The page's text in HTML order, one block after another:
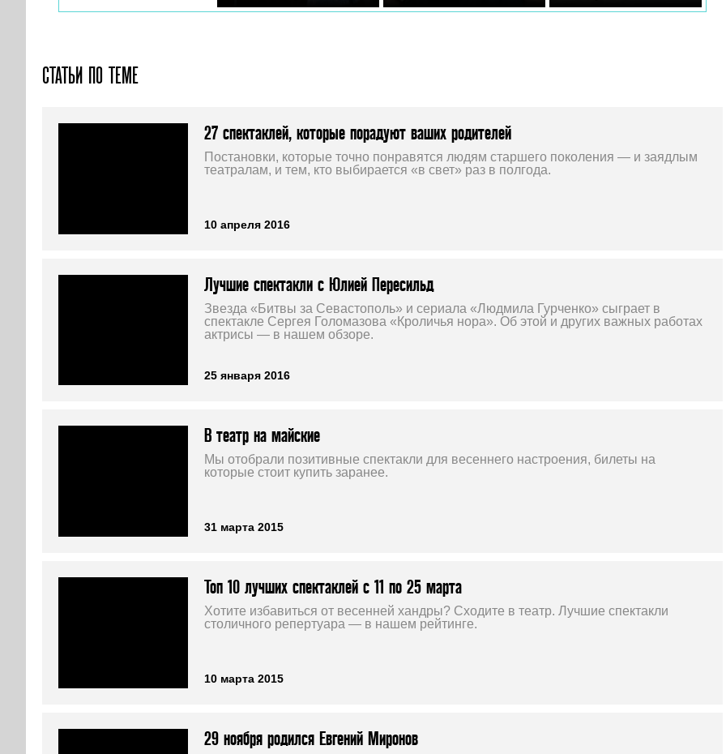
СТАТЬИ ПО ТЕМЕ
27 спектаклей, которые порадуют ваших родителей
Постановки, которые точно понравятся людям старшего поколения — и заядлым
театралам, и тем, кто выбирается «в свет» раз в полгода.
10 апреля 2016
Лучшие спектакли с Юлией Пересильд
Звезда «Битвы за Севастополь» и сериала «Людмила Гурченко» сыграет в
спектакле Сергея Голомазова «Кроличья нора». Об этой и других важных работах
актрисы — в нашем обзоре.
25 января 2016
В театр на майские
Мы отобрали позитивные спектакли для весеннего настроения, билеты на
которые стоит купить заранее.
31 марта 2015
Топ 10 лучших спектаклей с 11 по 25 марта
Хотите избавиться от весенней хандры? Сходите в театр. Лучшие спектакли
столичного репертуара — в нашем рейтинге.
10 марта 2015
29 ноября родился Евгений Миронов